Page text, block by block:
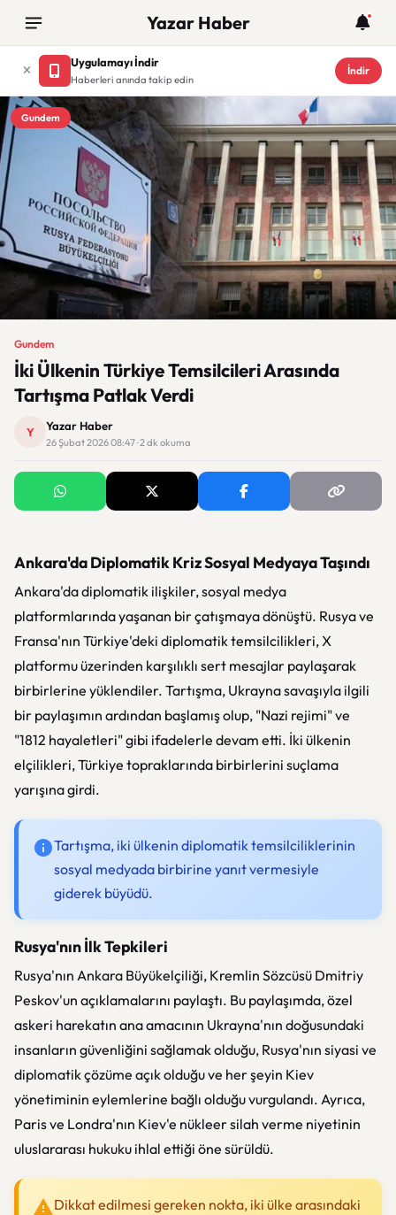
Yazar Haber
Uygulamayı İndir
Haberleri anında takip edin
İndir
Gundem
Gundem
İki Ülkenin Türkiye Temsilcileri Arasında
Tartışma Patlak Verdi
Y Yazar Haber
26 Şubat 2026 08:47 · 2 dk okuma
Ankara'da Diplomatik Kriz Sosyal Medyaya Taşındı
Ankara'da diplomatik ilişkiler, sosyal medya
platformlarında yaşanan bir çatışmaya dönüştü. Rusya ve
Fransa'nın Türkiye'deki diplomatik temsilcilikleri, X
platformu üzerinden karşılıklı sert mesajlar paylaşarak
birbirlerine yüklendiler. Tartışma, Ukrayna savaşıyla ilgili
bir paylaşımın ardından başlamış olup, "Nazi rejimi" ve
"1812 hayaletleri" gibi ifadelerle devam etti. İki ülkenin
elçilikleri, Türkiye topraklarında birbirlerini suçlama
yarışına girdi.
Tartışma, iki ülkenin diplomatik temsilciliklerinin
sosyal medyada birbirine yanıt vermesiyle
giderek büyüdü.
Rusya'nın İlk Tepkileri
Rusya'nın Ankara Büyükelçiliği, Kremlin Sözcüsü Dmitriy
Peskov'un açıklamalarını paylaştı. Bu paylaşımda, özel
askeri harekatın ana amacının Ukrayna'nın doğusundaki
insanların güvenliğini sağlamak olduğu, Rusya'nın siyasi ve
diplomatik çözüme açık olduğu ve her şeyin Kiev
yönetiminin eylemlerine bağlı olduğu vurgulandı. Ayrıca,
Paris ve Londra'nın Kiev'e nükleer silah verme niyetinin
uluslararası hukuku ihlal ettiği öne sürüldü.
Dikkat edilmesi gereken nokta, iki ülke arasındaki